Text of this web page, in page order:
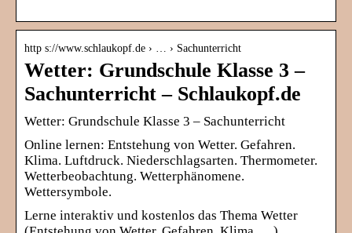
http s://www.schlaukopf.de › … › Sachunterricht
Wetter: Grundschule Klasse 3 –
Sachunterricht – Schlaukopf.de
Wetter: Grundschule Klasse 3 – Sachunterricht
Online lernen: Entstehung von Wetter. Gefahren.
Klima. Luftdruck. Niederschlagsarten. Thermometer.
Wetterbeobachtung. Wetterphänomene.
Wettersymbole.
Lerne interaktiv und kostenlos das Thema Wetter